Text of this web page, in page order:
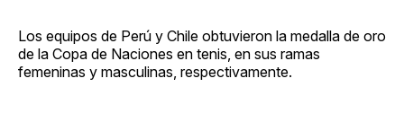
Los equipos de Perú y Chile obtuvieron la medalla de oro
de la Copa de Naciones en tenis, en sus ramas
femeninas y masculinas, respectivamente.